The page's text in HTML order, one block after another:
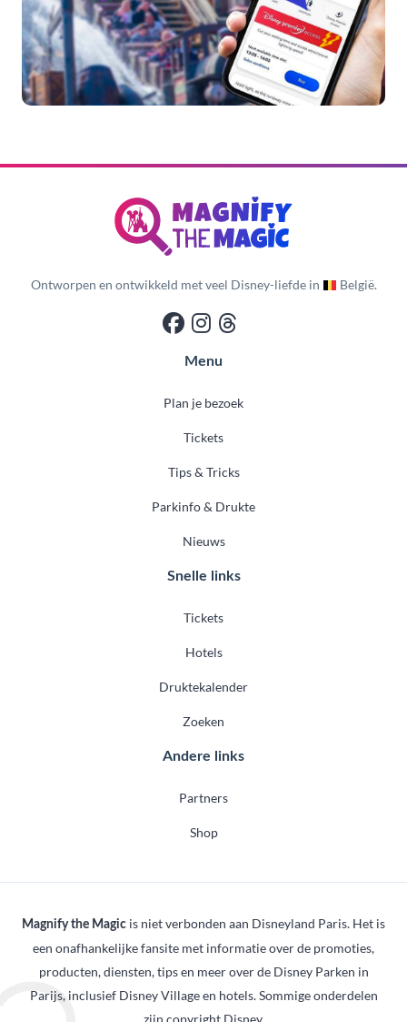
Ontworpen en ontwikkeld met veel Disney-liefde in België.
Menu
Plan je bezoek
Tickets
Tips & Tricks
Parkinfo & Drukte
Nieuws
Snelle links
Tickets
Hotels
Druktekalender
Zoeken
Andere links
Partners
Shop
Magnify the Magic is niet verbonden aan Disneyland Paris. Het is
een onafhankelijke fansite met informatie over de promoties,
producten, diensten, tips en meer over de Disney Parken in
Parijs, inclusief Disney Village en hotels. Sommige onderdelen
zijn copyright Disney.